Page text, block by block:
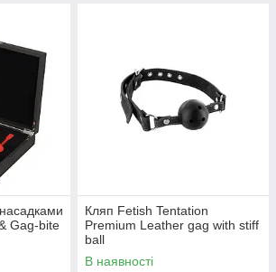
Gag-bite
Кляп Fetish Tentation
Premium Leather gag with stiff
ball
В наявності